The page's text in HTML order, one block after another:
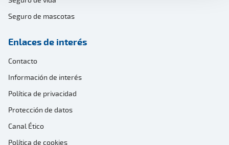
Seguro de mascotas
Enlaces de interés
Contacto
Información de interés
Política de privacidad
Protección de datos
Canal Ético
Política de cookies